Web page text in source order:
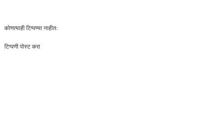
कोणत्याही टिप्पण्‍या नाहीत:
टिप्पणी पोस्ट करा